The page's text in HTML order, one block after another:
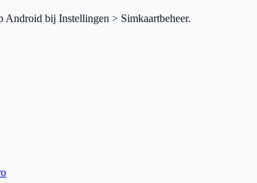
bij Instellingen > Simkaartbeheer.